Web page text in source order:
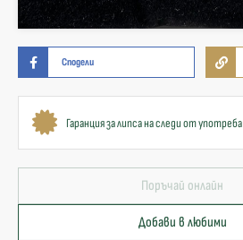
Сподели
Гаранция за липса на следи от употреба
Поръчай онлайн
Добави в любими